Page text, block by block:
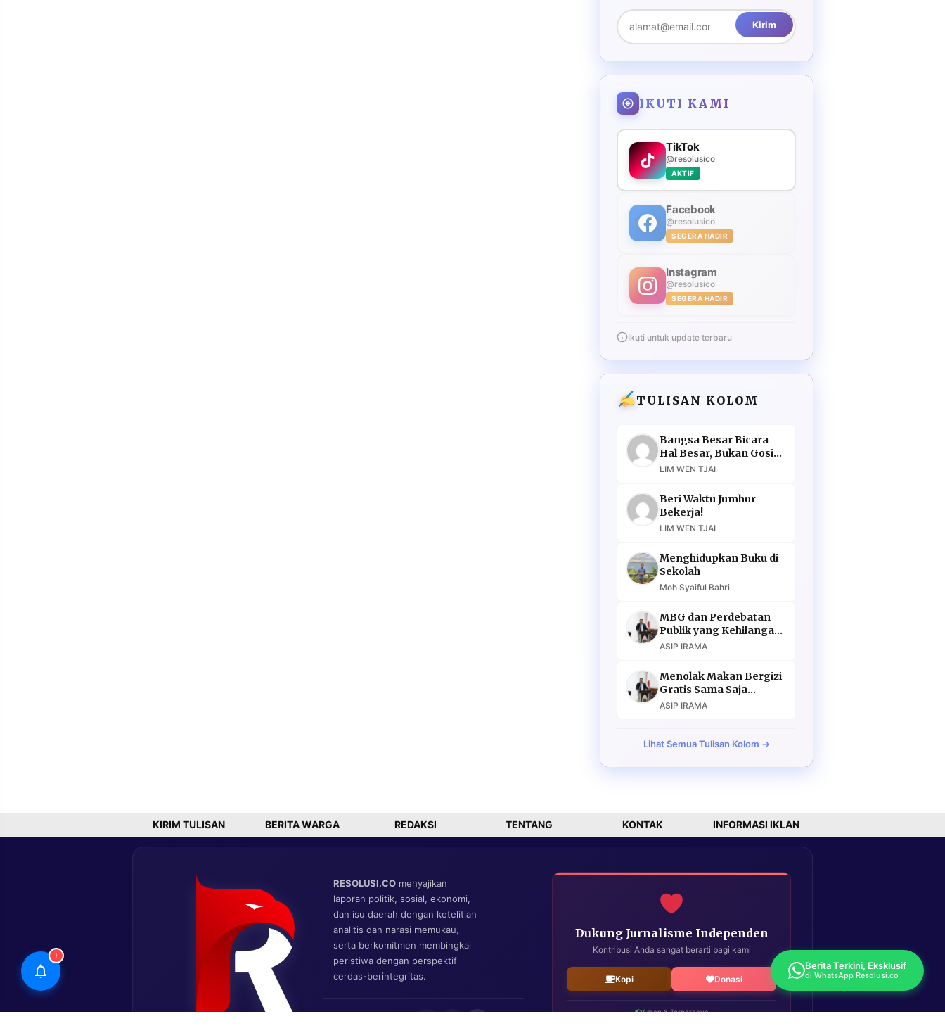
Kirim
IKUTI KAMI
TikTok
@resolusico
AKTIF
Facebook
@resolusico
SEGERA HADIR
Instagram
@resolusico
SEGERA HADIR
Ikuti untuk update terbaru
TULISAN KOLOM
Bangsa Besar Bicara
Hal Besar, Bukan Gosip
Murahan
LIM WEN TJAI
Beri Waktu Jumhur
Bekerja!
LIM WEN TJAI
Menghidupkan Buku di
Sekolah
Moh Syaiful Bahri
MBG dan Perdebatan
Publik yang Kehilangan
Argumen
ASIP IRAMA
Menolak Makan Bergizi
Gratis Sama Saja
Menolak Masa Depan
ASIP IRAMA
Lihat Semua Tulisan Kolom →
KIRIM TULISAN BERITA WARGA REDAKSI TENTANG KONTAK INFORMASI IKLAN
RESOLUSI.CO menyajikan
laporan politik, sosial, ekonomi,
dan isu daerah dengan ketelitian
analitis dan narasi memukau,
serta berkomitmen membingkai
peristiwa dengan perspektif
cerdas-berintegritas.
Dukung Jurnalisme Independen
Kontribusi Anda sangat berarti bagi kami
Kopi Donasi
Aman & Terpercaya
!
Berita Terkini, Eksklusif
di WhatsApp Resolusi.co